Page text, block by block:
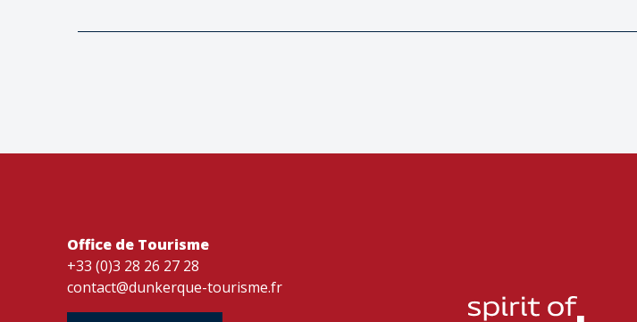
Office de Tourisme
+33 (0)3 28 26 27 28
contact@dunkerque-tourisme.fr